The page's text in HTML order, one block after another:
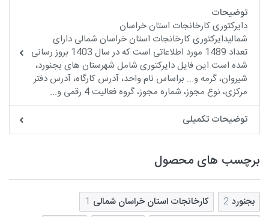
توضیحات
دایرکتوری کارخانجات استان خراسان
شمالیدایرکتوری کارخانجات استان خراسان شمالی دارای
تعداد 1489 مورد اطلاعاتی است که در سال 1403 بروز رسانی
شده است.این فایل دایرکتوری شامل شهرستان های بجنورد،
شیروان، گرمه و... براساس نام واحد، آدرس کارگاه، آدرس دفتر
مرکزی، نوع مجوز، شماره مجوز، گروه فعالیت 4 رقمی و...
توضیحات تکمیلی
برچسب های محصول
بجنورد 2 کارخانجات استان خراسان شمالی 1